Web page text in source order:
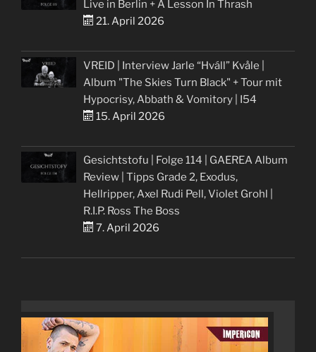
Live in Berlin + A Lesson In Thrash
21. April 2026
VREID | Interview Jarle “Hváll” Kvåle |
Album "The Skies Turn Black" + Tour mit
Hypocrisy, Abbath & Vomitory | I54
15. April 2026
Gesichtstofu | Folge 114 | GAEREA Album
Review | Tipps Grade 2, Exodus,
Hellripper, Axel Rudi Pell, Violet Grohl |
R.I.P. Ross The Boss
7. April 2026